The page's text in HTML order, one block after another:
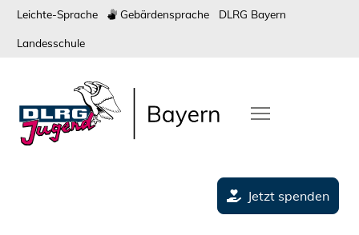
Leichte-Sprache Gebärdensprache DLRG Bayern
Landesschule
Jetzt spenden